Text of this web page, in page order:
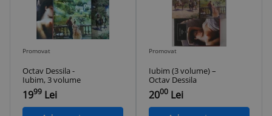
Promovat
Octav Dessila -
Iubim, 3 volume
1999 Lei
Promovat
Iubim (3 volume) –
Octav Dessila
2000 Lei